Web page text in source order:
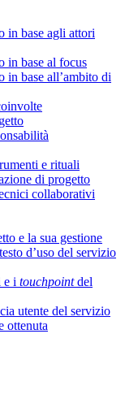
in base agli attori
in base al focus
in base all’ambito di
e rituali
di progetto
collaborativi
e la sua gestione
d’uso del servizio
e i touchpointdel
utente del servizio
ottenuta